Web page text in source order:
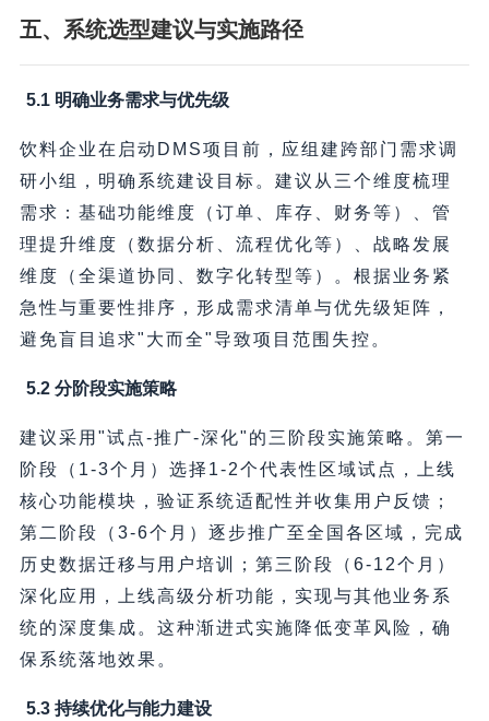
五、系统选型建议与实施路径
5.1 明确业务需求与优先级
饮料企业在启动DMS项目前，应组建跨部门需求调
研小组，明确系统建设目标。建议从三个维度梳理
需求：基础功能维度（订单、库存、财务等）、管
理提升维度（数据分析、流程优化等）、战略发展
维度（全渠道协同、数字化转型等）。根据业务紧
急性与重要性排序，形成需求清单与优先级矩阵，
避免盲目追求"大而全"导致项目范围失控。
5.2 分阶段实施策略
建议采用"试点-推广-深化"的三阶段实施策略。第一
阶段（1-3个月）选择1-2个代表性区域试点，上线
核心功能模块，验证系统适配性并收集用户反馈；
第二阶段（3-6个月）逐步推广至全国各区域，完成
历史数据迁移与用户培训；第三阶段（6-12个月）
深化应用，上线高级分析功能，实现与其他业务系
统的深度集成。这种渐进式实施降低变革风险，确
保系统落地效果。
5.3 持续优化与能力建设